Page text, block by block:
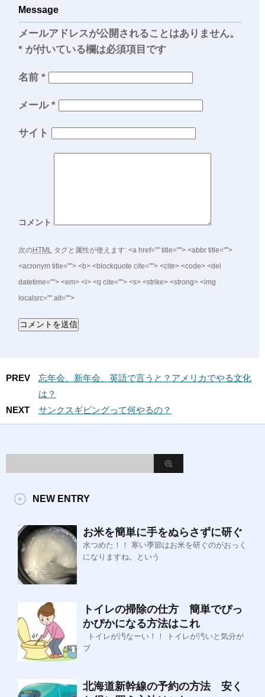
Message
メールアドレスが公開されることはありません。
* が付いている欄は必須項目です
名前 *
メール *
サイト
コメント
次のHTML タグと属性が使えます: <a href="" title=""> <abbr title="">
<acronym title=""> <b> <blockquote cite=""> <cite> <code> <del
datetime=""> <em> <i> <q cite=""> <s> <strike> <strong> <img
localsrc="" alt="">
PREV
忘年会、新年会、英語で言うと？アメリカでやる文化
は？
NEXT
サンクスギビングって何やるの？
NEW ENTRY
お米を簡単に手をぬらさずに研ぐ
水つめた！！ 寒い季節はお米を研ぐのがおっく
になりますね。という
トイレの掃除の仕方 簡単でぴっ
かぴかになる方法はこれ
トイレが汚なーい！！ トイレが汚いと気分が
ブ
北海道新幹線の予約の方法 安く